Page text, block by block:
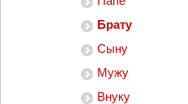
Брату
Сыну
Мужу
Внуку